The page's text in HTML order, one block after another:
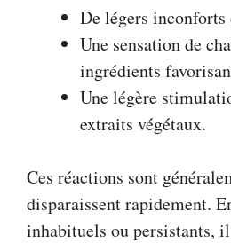
De légers
Une sensation de
ingrédients
Une légère
extraits végétaux.
Ces réactions sont
disparaissent rapidement.
inhabituels ou persistants,